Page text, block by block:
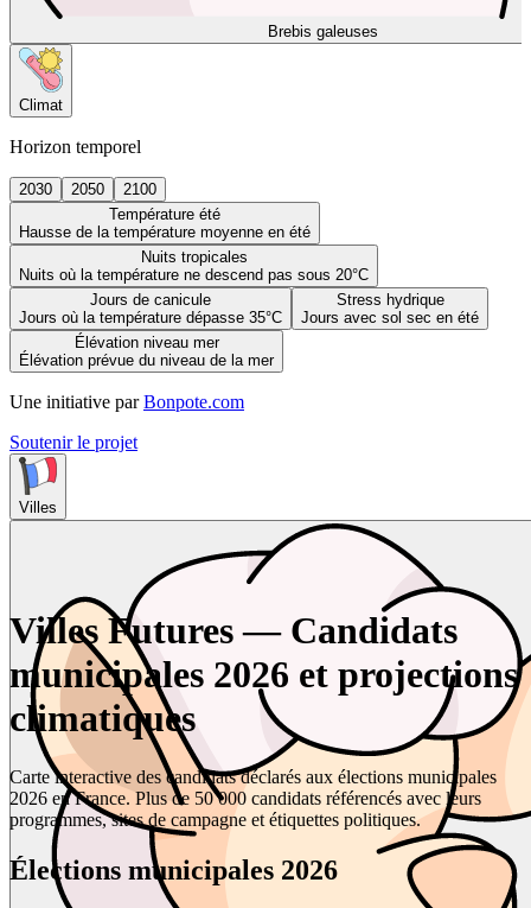
Brebis galeuses
Climat
Horizon temporel
2030 2050
2100
Température été
Hausse de la température moyenne en été
Nuits tropicales
Nuits où la température ne descend pas sous 20°C
Jours de canicule
Jours où la température dépasse 35°C
Stress hydrique
Jours avec sol sec en été
Élévation niveau mer
Élévation prévue du niveau de la mer
Une initiative par Bonpote.com
Soutenir le projet
Villes
Villes Futures — Candidats
municipales 2026 et projections
climatiques
Carte interactive des candidats déclarés aux élections municipales
2026 en France. Plus de 50 000 candidats référencés avec leurs
programmes, sites de campagne et étiquettes politiques.
Élections municipales 2026